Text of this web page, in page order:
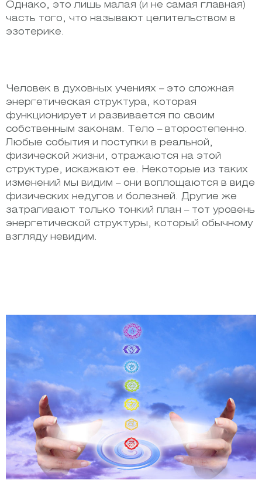
Однако, это лишь малая (и не самая главная)
часть того, что называют целительством в
эзотерике.
Человек в духовных учениях – это сложная
энергетическая структура, которая
функционирует и развивается по своим
собственным законам. Тело – второстепенно.
Любые события и поступки в реальной,
физической жизни, отражаются на этой
структуре, искажают ее. Некоторые из таких
изменений мы видим – они воплощаются в виде
физических недугов и болезней. Другие же
затрагивают только тонкий план – тот уровень
энергетической структуры, который обычному
взгляду невидим.